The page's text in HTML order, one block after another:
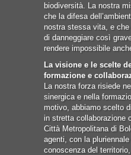
biodiversità. La nostra
che la difesa
nostra stessa vita, e
di danneggiare così
rendere impossibile
La visione e le scelte
formazione e
La nostra forza risiede
sinergica e nella
motivo, abbiamo scelto
in stretta collaborazione
Città Metropolitana di
agenti, con la
conoscenza del